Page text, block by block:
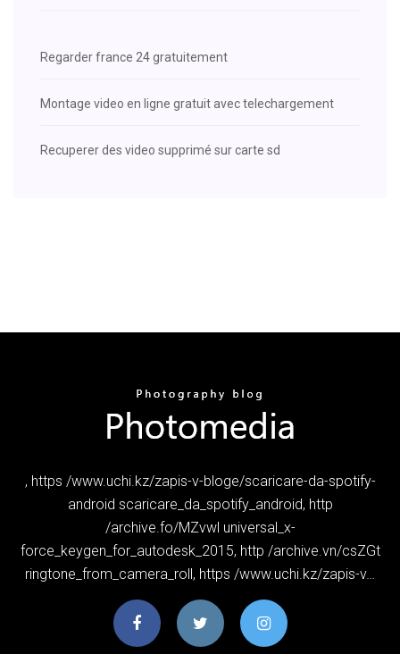
Regarder france 24 gratuitement
Montage video en ligne gratuit avec telechargement
Recuperer des video supprimé sur carte sd
, https /www.uchi.kz/zapis-v-bloge/scaricare-da-spotify-
android scaricare_da_spotify_android, http
/archive.fo/MZvwl universal_x-
force_keygen_for_autodesk_2015, http /archive.vn/csZGt
ringtone_from_camera_roll, https /www.uchi.kz/zapis-v…